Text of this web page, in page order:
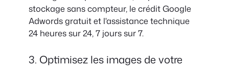
stockage sans compteur, le crédit Google
Adwords gratuit et l'assistance technique
24 heures sur 24, 7 jours sur 7.
3. Optimisez les images de votre